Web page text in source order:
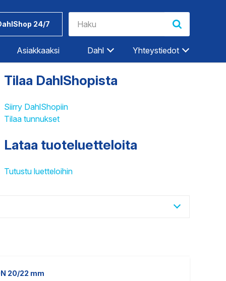
24/7
Työkalut ja
tarvikkeet
Dahlin
tuotemerkit
Riihimäki
Rovaniemi
Salo
Tampere
Tampere-Kalkku
Asiakkaaksi Dahl Yhteystiedot
Tilaa DahlShopista
Siirry DahlShopiin
Tilaa tunnukset
Lataa tuoteluetteloita
Tutustu luetteloihin
20/22 mm